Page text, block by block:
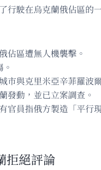
行駛在烏克蘭俄佔區
佔區遭無人機襲擊。
市與克里米亞辛菲羅波
發動，並已立案調查。
官員指俄方製造「平行
拒絕評論